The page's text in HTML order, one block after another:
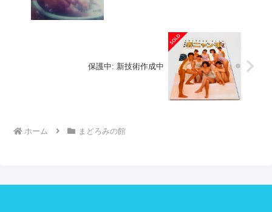
保護中: 新技術作成中
ホーム まどろみの館